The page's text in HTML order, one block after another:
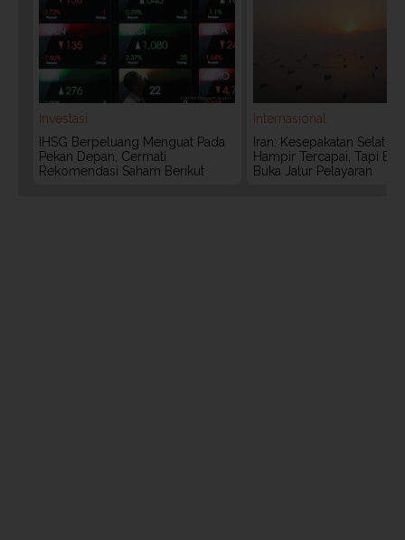
Investasi
IHSG Berpeluang Menguat Pada
Pekan Depan, Cermati
Rekomendasi Saham Berikut
Internasional
Iran: Kesepakatan Selat
Hampir Tercapai, Tapi
Buka Jalur Pelayaran